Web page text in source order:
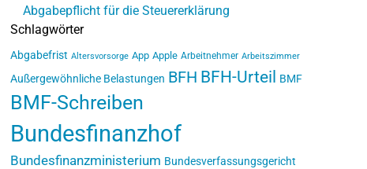
Abgabepflicht für die Steuererklärung
Schlagwörter
Abgabefrist Altersvorsorge App Apple Arbeitnehmer Arbeitszimmer
Außergewöhnliche Belastungen BFH BFH-Urteil BMF
BMF-Schreiben
Bundesfinanzhof
Bundesfinanzministerium Bundesverfassungsgericht